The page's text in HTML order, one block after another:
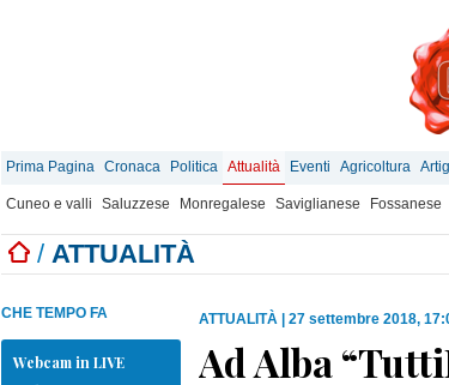
Prima Pagina Cronaca Politica Attualità Eventi Agricoltura
Cuneo e valli Saluzzese Monregalese Saviglianese Fossanese
/ ATTUALITÀ
CHE TEMPO FA
Webcam in LIVE
ATTUALITÀ 27 settembre 2018,
Ad Alba